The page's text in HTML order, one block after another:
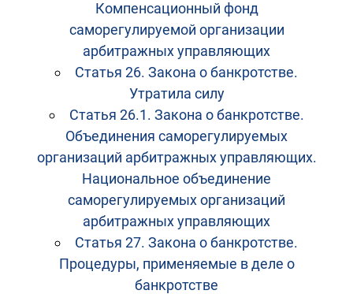
Компенсационный фонд
саморегулируемой организации
арбитражных управляющих
Статья 26. Закона о банкротстве.
Утратила силу
Статья 26.1. Закона о банкротстве.
Объединения саморегулируемых
организаций арбитражных управляющих.
Национальное объединение
саморегулируемых организаций
арбитражных управляющих
Статья 27. Закона о банкротстве.
Процедуры, применяемые в деле о
банкротстве